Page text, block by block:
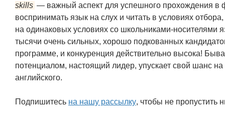
skills — важный аспект для успешного прохождения в
воспринимать язык на слух и читать в условиях
на одинаковых условиях со школьниками-носителями
тысячи очень сильных, хорошо подкованных
программе, и конкуренция действительно высока!
потенциалом, настоящий лидер, упускает свой шанс
английского.
Подпишитесь на нашу рассылку, чтобы не пропустить